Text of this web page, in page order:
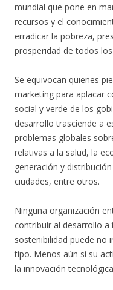
mundial que pone en
recursos y el
erradicar la pobreza,
prosperidad de todos
Se equivocan quienes
marketing para aplacar
social y verde de los
desarrollo trasciende a
problemas globales
relativas a la salud, la
generación y
ciudades, entre otros.
Ninguna organización
contribuir al desarrollo a
sostenibilidad puede no
tipo. Menos aún si su
la innovación